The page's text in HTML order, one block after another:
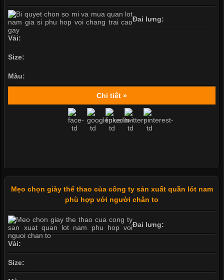
Đai lưng:
Vải:
Size:
Màu:
Chi tiết »
Mẹo chọn giày thể thao của công ty sản xuất quần lót nam
phù hợp với người chân to
Đai lưng:
Vải:
Size: